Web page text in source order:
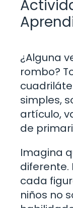
¿Alguna
rombo?
simples,
artículo,
de
Imagina
diferente.
cada
niños no